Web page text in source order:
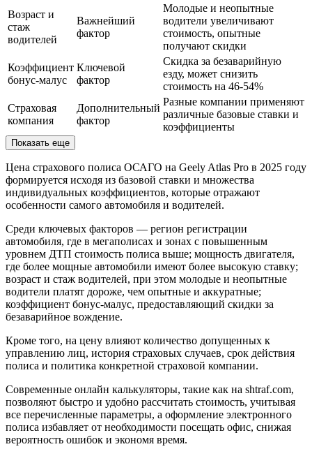
Возраст и
стаж
водителей
Важнейший
фактор
Молодые и неопытные
водители увеличивают
стоимость, опытные
получают скидки
Коэффициент
бонус-малус
Ключевой
фактор
Скидка за безаварийную
езду, может снизить
стоимость на 46-54%
Страховая
компания
Дополнительный
фактор
Разные компании применяют
различные базовые ставки и
коэффициенты
Показать еще
Цена страхового полиса ОСАГО на Geely Atlas Pro в 2025 году
формируется исходя из базовой ставки и множества
индивидуальных коэффициентов, которые отражают
особенности самого автомобиля и водителей.
Среди ключевых факторов — регион регистрации
автомобиля, где в мегаполисах и зонах с повышенным
уровнем ДТП стоимость полиса выше; мощность двигателя,
где более мощные автомобили имеют более высокую ставку;
возраст и стаж водителей, при этом молодые и неопытные
водители платят дороже, чем опытные и аккуратные;
коэффициент бонус-малус, предоставляющий скидки за
безаварийное вождение.
Кроме того, на цену влияют количество допущенных к
управлению лиц, история страховых случаев, срок действия
полиса и политика конкретной страховой компании.
Современные онлайн калькуляторы, такие как на shtraf.com,
позволяют быстро и удобно рассчитать стоимость, учитывая
все перечисленные параметры, а оформление электронного
полиса избавляет от необходимости посещать офис, снижая
вероятность ошибок и экономя время.